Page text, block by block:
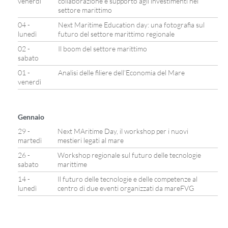
settore marittimo
04 -
lunedì
Next Maritime Education day: una fotografia sul
futuro del settore marittimo regionale
02 -
sabato
Il boom del settore marittimo
01 -
venerdì
Analisi delle filiere dell’Economia del Mare
Gennaio
29 -
martedì
Next MAritime Day, il workshop per i nuovi
mestieri legati al mare
26 -
sabato
Workshop regionale sul futuro delle tecnologie
marittime
14 -
lunedì
Il futuro delle tecnologie e delle competenze al
centro di due eventi organizzati da mareFVG